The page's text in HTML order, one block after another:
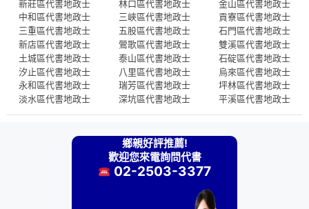
新莊區代書地政士
中和區代書地政士
三重區代書地政士
新店區代書地政士
土城區代書地政士
汐止區代書地政士
永和區代書地政士
淡水區代書地政士
林口區代書地政士
三峽區代書地政士
五股區代書地政士
鶯歌區代書地政士
泰山區代書地政士
八里區代書地政士
瑞芳區代書地政士
深坑區代書地政士
金山區代書地政士
貢寮區代書地政士
石門區代書地政士
雙溪區代書地政士
石碇區代書地政士
烏來區代書地政士
坪林區代書地政士
平溪區代書地政士
鄉親好評推薦!
歡迎您來電詢問代書
02-2503-3377